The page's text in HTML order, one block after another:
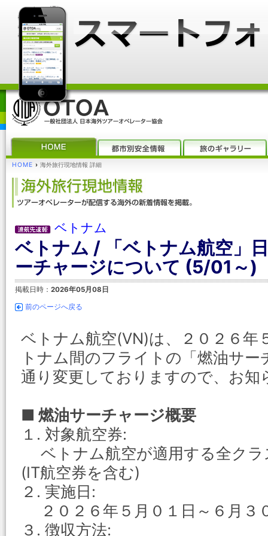
HOME › 海外旅行現地情報 詳細
ベトナム
ベトナム / 「ベトナム航空」
ーチャージについて (5/01～)
掲載日時： 2026年05月08日
前のページへ戻る
ベトナム航空(VN)は、２０２６年
トナム間のフライトの「燃油サ
通り変更しておりますので、お知
■ 燃油サーチャージ概要
１. 対象航空券:
ベトナム航空が適用する全クラ
(IT航空券を含む)
２. 実施日:
２０２６年５月０１日～６月３
３. 徴収方法: